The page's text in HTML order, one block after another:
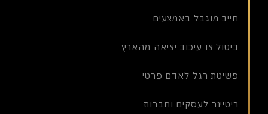
חייב מוגבל באמצעים
ביטול צו עיכוב יציאה מהארץ
פשיטת רגל לאדם פרטי
ריטיינר לעסקים וחברות